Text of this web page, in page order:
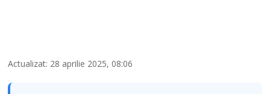
Actualizat: 28 aprilie 2025, 08:06